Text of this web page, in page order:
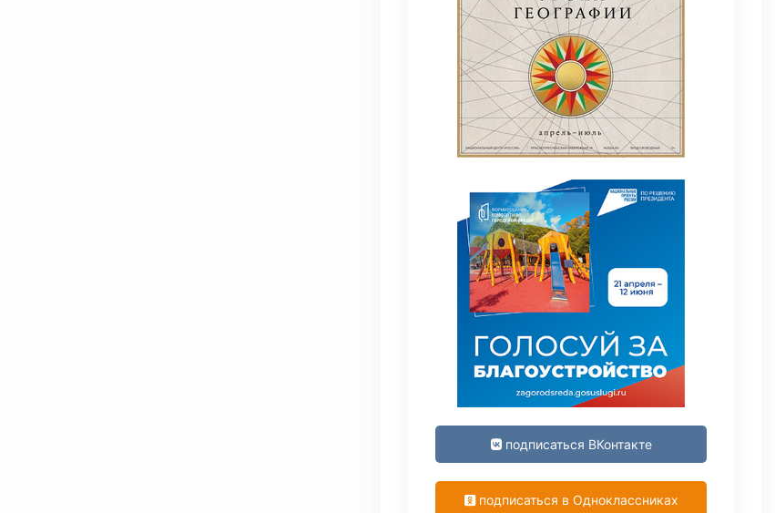
подписаться ВКонтакте
подписаться в Одноклассниках